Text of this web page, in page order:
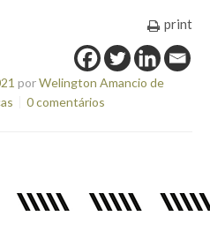
print
porWelington Amancio de
0 comentários